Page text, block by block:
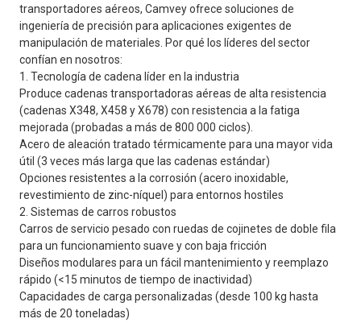
transportadores aéreos, Camvey ofrece soluciones de
ingeniería de precisión para aplicaciones exigentes de
manipulación de materiales. Por qué los líderes del sector
confían en nosotros:
1. Tecnología de cadena líder en la industria
Produce cadenas transportadoras aéreas de alta resistencia
(cadenas X348, X458 y X678) con resistencia a la fatiga
mejorada (probadas a más de 800 000 ciclos).
Acero de aleación tratado térmicamente para una mayor vida
útil (3 veces más larga que las cadenas estándar)
Opciones resistentes a la corrosión (acero inoxidable,
revestimiento de zinc-níquel) para entornos hostiles
2. Sistemas de carros robustos
Carros de servicio pesado con ruedas de cojinetes de doble fila
para un funcionamiento suave y con baja fricción
Diseños modulares para un fácil mantenimiento y reemplazo
rápido (<15 minutos de tiempo de inactividad)
Capacidades de carga personalizadas (desde 100 kg hasta
más de 20 toneladas)